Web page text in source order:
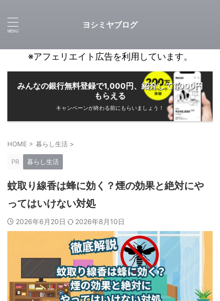
ヨシミヤブログ
※アフェリエイト広告を利用しています。
みんなの銀行無料登録で1,000円、紹介して1,000円
もらえる
キャンペーンが終わる前にもらいましょう！
HOME > 暮らし生活 >
PR 暮らし生活
蚊取り線香は蜂に効く？煙の効果と絶対にや
ってはいけない対処
2026年6月20日 2026年8月10日